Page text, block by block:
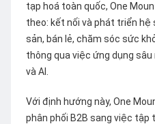
tạp hoá toàn quốc, One
theo: kết nối và phát triển
sản, bán lẻ, chăm sóc sức
thông qua việc ứng dụng
và AI.
Với định hướng này, One
phân phối B2B sang việc